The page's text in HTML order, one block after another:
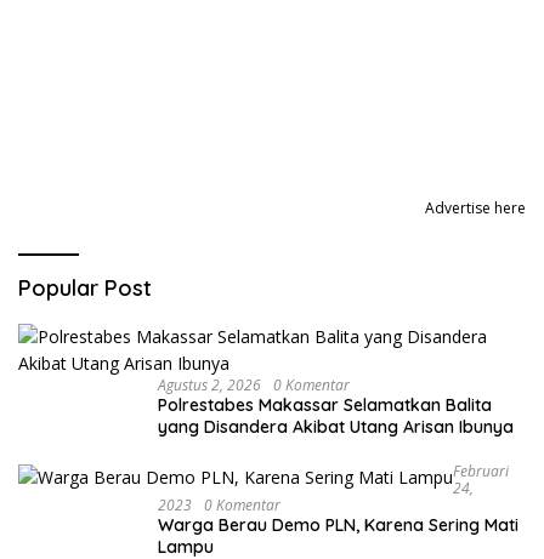
Advertise here
Popular Post
Agustus 2, 2026 0 Komentar
Polrestabes Makassar Selamatkan Balita
yang Disandera Akibat Utang Arisan Ibunya
Februari
24,
2023 0 Komentar
Warga Berau Demo PLN, Karena Sering Mati
Lampu